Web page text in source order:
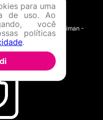
- EPP CNPJ:
193 - Vila Gardiman -
para uma
de uso. Ao
você
políticas
.